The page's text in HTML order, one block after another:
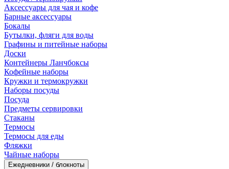
Аксессуары для чая и кофе
Барные аксессуары
Бокалы
Бутылки, фляги для воды
Графины и питейные наборы
Доски
Контейнеры Ланчбоксы
Кофейные наборы
Кружки и термокружки
Наборы посуды
Посуда
Предметы сервировки
Стаканы
Термосы
Термосы для еды
Фляжки
Чайные наборы
Ежедневники / блокноты